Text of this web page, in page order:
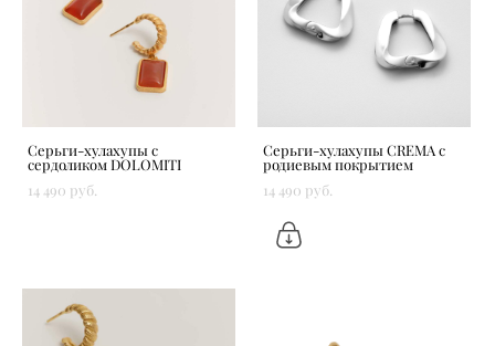
Серьги-хулахупы с
сердоликом DOLOMITI
14 490 pуб.
Серьги-хулахупы CREMA с
родиевым покрытием
14 490 pуб.